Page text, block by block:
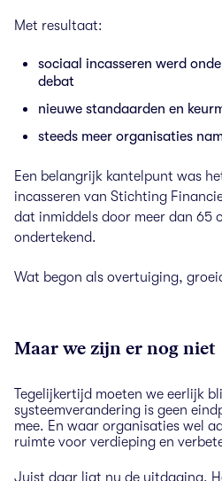
Met resultaat:
sociaal incasseren werd
debat
nieuwe standaarden en
steeds meer organisaties
Een belangrijk kantelpunt was
incasseren van Stichting
dat inmiddels door meer dan 65
ondertekend.
Wat begon als overtuiging,
Maar we zijn er nog niet
Tegelijkertijd moeten we eerlijk
systeemverandering is geen
mee. En waar organisaties wel
ruimte voor verdieping en
Juist daar ligt nu de uitdaging.